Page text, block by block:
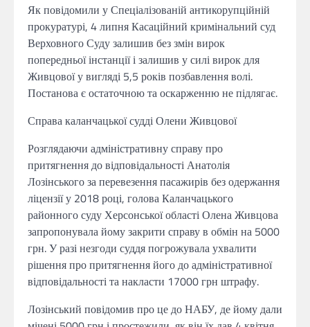
Як повідомили у Спеціалізованій антикорупційній
прокуратурі, 4 липня Касаційний кримінальний суд
Верховного Суду залишив без змін вирок
попередньої інстанції і залишив у силі вирок для
Живцової у вигляді 5,5 років позбавлення волі.
Постанова є остаточною та оскарженню не підлягає.
Справа каланчацької судді Олени Живцової
Розглядаючи адміністративну справу про
притягнення до відповідальності Анатолія
Лозінського за перевезення пасажирів без одержання
ліцензії у 2018 році, голова Каланчацького
районного суду Херсонської області Олена Живцова
запропонувала йому закрити справу в обмін на 5000
грн. У разі незгоди суддя погрожувала ухвалити
рішення про притягнення його до адміністративної
відповідальності та накласти 17000 грн штрафу.
Лозінський повідомив про це до НАБУ, де йому дали